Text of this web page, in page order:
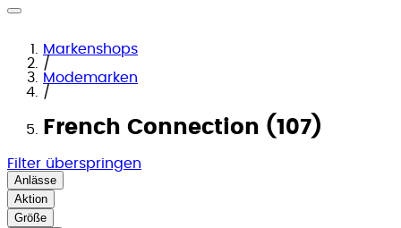
Markenshops
/
Modemarken
/
French Connection (107)
Filter überspringen
Anlässe
Aktion
Größe